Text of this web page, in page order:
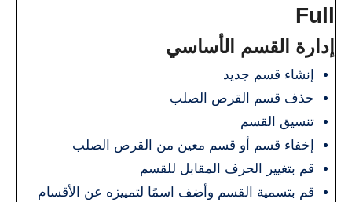
Full
إدارة القسم الأساسي
إنشاء قسم جديد
حذف قسم القرص الصلب
تنسيق القسم
إخفاء قسم أو قسم معين من القرص الصلب
قم بتغيير الحرف المقابل للقسم
قم بتسمية القسم وأضف اسمًا لتمييزه عن الأقسام